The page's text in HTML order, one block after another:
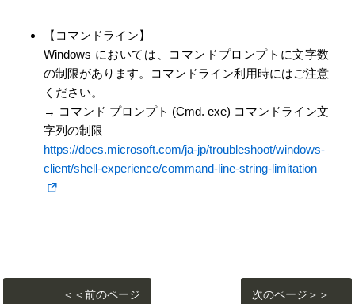
【コマンドライン】
Windows においては、コマンドプロンプトに文字数
の制限があります。コマンドライン利用時にはご注意
ください。
→ コマンド プロンプト (Cmd. exe) コマンドライン文
字列の制限
https://docs.microsoft.com/ja-jp/troubleshoot/windows-
client/shell-experience/command-line-string-limitation
＜＜前のページ
次のページ＞＞